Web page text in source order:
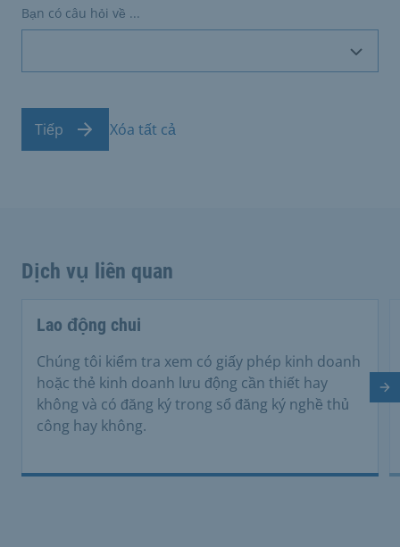
Bạn có câu hỏi về ...
Tiếp Xóa tất cả
Dịch vụ liên quan
Lao động chui
Chúng tôi kiểm tra xem có giấy phép kinh doanh
hoặc thẻ kinh doanh lưu động cần thiết hay
không và có đăng ký trong sổ đăng ký nghề thủ
công hay không.